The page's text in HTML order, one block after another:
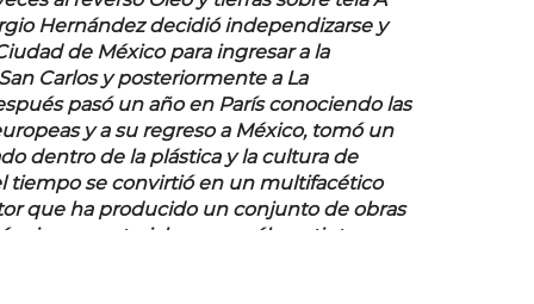
Hernández decidió independizarse y
de México para ingresar a la
Carlos y posteriormente a La
pasó un año en París conociendo las
y a su regreso a México, tomó un
dentro de la plástica y la cultura de
tiempo se convirtió en un multifacético
que ha producido un conjunto de obras
y materiales como óleos, tintas,